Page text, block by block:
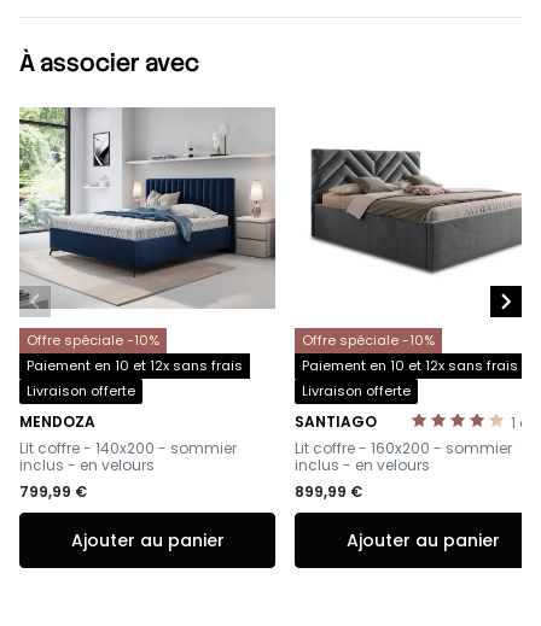
À associer avec
Offre spéciale -10%
Paiement en 10 et 12x sans frais
Livraison offerte
MENDOZA
-
Lit coffre - 140x200 - sommier
inclus - en velours
799,99 €
Ajouter au panier
Offre spéciale -10%
Paiement en 10 et 12x sans frais
Livraison offerte
1
SANTIAGO
-
Lit coffre - 160x200 - sommier
inclus - en velours
899,99 €
Ajouter au panier
 